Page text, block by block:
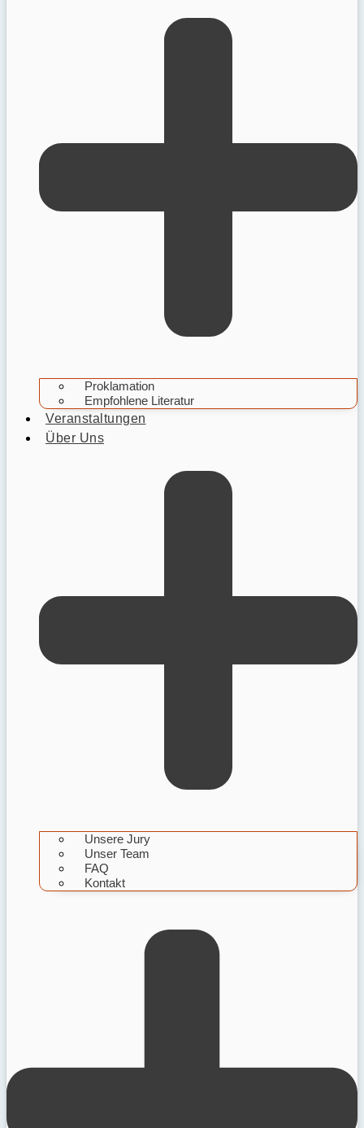
Proklamation
Empfohlene Literatur
Veranstaltungen
Über Uns
Unsere Jury
Unser Team
FAQ
Kontakt